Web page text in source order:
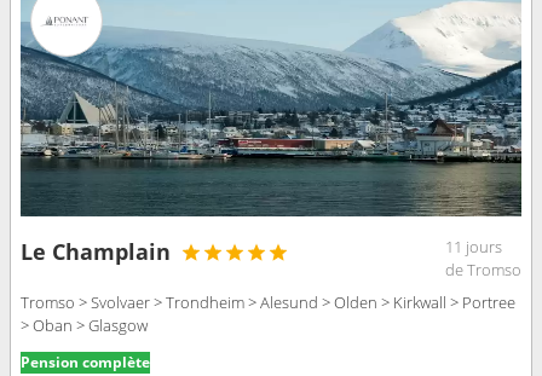
Le Champlain
11 jours
de Tromso
Tromso > Svolvaer > Trondheim > Alesund > Olden > Kirkwall > Portree
> Oban > Glasgow
Pension complète